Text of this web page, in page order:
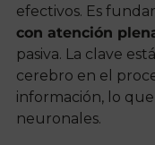
efectivos. Es
con atención
pasiva. La clave
cerebro en el
información, lo
neuronales.